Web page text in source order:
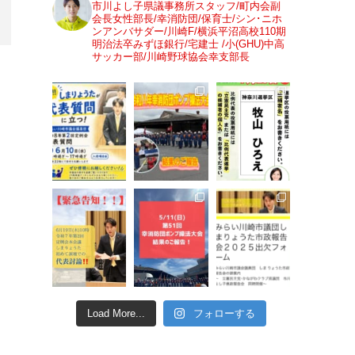
市川よし子県議事務所スタッフ/町内会副
会長女性部長/幸消防団/保育士/シン･ニホ
ンアンバサダー/川崎F/横浜平沼高校110期
明治法卒みずほ銀行/宅建士 /小(GHU)中高
サッカー部/川崎野球協会幸支部長
Load More... フォローする